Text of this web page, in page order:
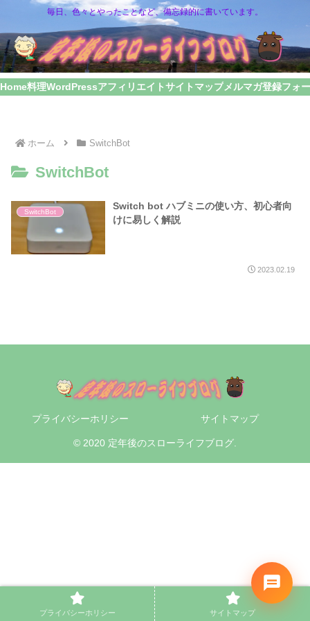
毎日、色々とやったことなど、備忘録的に書いています。
Home料理WordPressアフィリエイトサイトマップメルマガ登録フォ
ホーム SwitchBot
SwitchBot
SwitchBot
Switch bot ハブミニの使い方、初心者向
けに易しく解説
2023.02.19
プライバシーホリシー サイトマップ
© 2020 定年後のスローライフブログ.
プライバシーホリシー サイトマップ